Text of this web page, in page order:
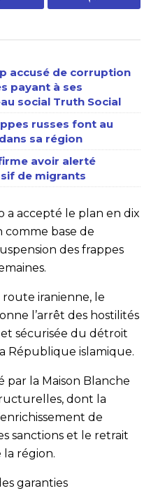
accusé de corruption
payant à ses
social Truth Social
russes font au
sa région
avoir alerté
de migrants
a accepté le plan en dix
comme base de
des frappes
iranienne, le
l’arrêt des hostilités
sécurisée du détroit
République islamique.
par la Maison Blanche
dont la
de
sanctions et le retrait
la région.
garanties